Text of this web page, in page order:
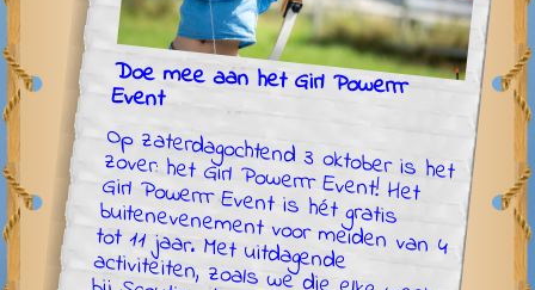
Doe mee aan het Girl Powerrr
Event
Op zaterdagochtend 3 oktober is het
zover: het Girl Powerrr Event! Het
Girl Powerrr Event is hét gratis
buitenevenement voor meiden van 4
tot 11 jaar. Met uitdagende activiteiten, zoals we die elke week
bij Scouting doen, maar altijd